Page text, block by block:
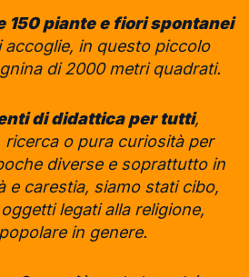
150 piante e fiori spontanei
in questo piccolo
di 2000 metri quadrati.
di didattica per tutti,
o pura curiosità per
diverse e soprattutto in
e carestia, siamo stati cibo,
legati alla religione,
in genere.